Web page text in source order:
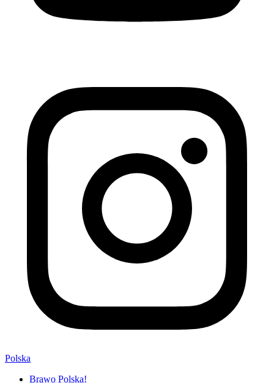
Polska
Brawo Polska!